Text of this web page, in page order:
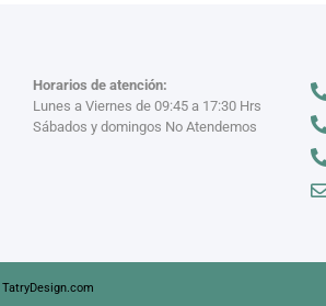
Horarios de atención:
Lunes a Viernes de 09:45 a 17:30 Hrs
Sábados y domingos No Atendemos
TatryDesign.com